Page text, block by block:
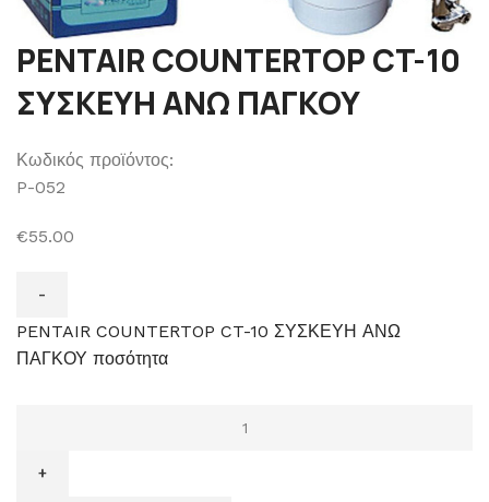
PENTAIR COUNTERTOP CT-10
ΣΥΣΚΕΥΗ ΑΝΩ ΠΑΓΚΟΥ
Κωδικός προϊόντος:
P-052
€55.00
PENTAIR COUNTERTOP CT-10 ΣΥΣΚΕΥΗ ΑΝΩ
ΠΑΓΚΟΥ ποσότητα